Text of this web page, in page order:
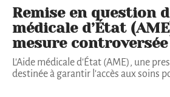
Remise en question
médicale d’État
mesure controversée
L'Aide médicale d'État (AME), une
destinée à garantir l'accès aux soins